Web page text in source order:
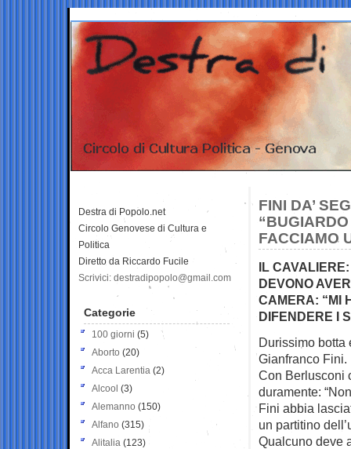
FINI DA’
FACCIAMO
IL
DEVONO
CAMERA: “MI
DIFENDERE I
Durissimo
Gianfranco Fini.
Con Berlusconi
duramente:
Fini abbia
un partitino
Qualcuno deve
Destra di Popolo.net
Circolo Genovese di Cultura e
Politica
Diretto da Riccardo Fucile
Scrivici: destradipopolo@gmail.com
Categorie
100 giorni (5)
Aborto (20)
Acca Larentia (2)
Alcool (3)
Alemanno (150)
Alfano (315)
Alitalia (123)